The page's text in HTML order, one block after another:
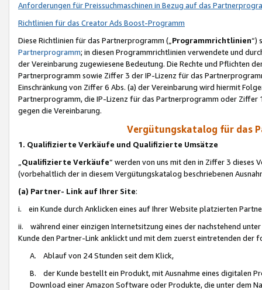
Anforderungen für Preissuchmaschinen in Bezug auf das
Richtlinien für das Creator Ads Boost-Programm
Diese Richtlinien für das Partnerprogramm („Programmrichtlinien“)
Partnerprogramm; in diesen Programmrichtlinien verwendete und
der Vereinbarung zugewiesene Bedeutung. Die Rechte und Pflichten
Partnerprogramm sowie Ziffer 3 der IP-Lizenz für das
Einschränkung von Ziffer 6 Abs. (a) der Vereinbarung wird hiermit
Partnerprogramm, die IP-Lizenz für das Partnerprogramm oder
gegen die Vereinbarung.
Vergütungskatalog für das
1. Qualifizierte Verkäufe und Qualifizierte Umsätze
Qualifizierte Verkäufe“ werden von uns mit den in Ziffer 3
(vorbehaltlich der in diesem Vergütungskatalog beschriebenen
(a) Partner- Link auf Ihrer Site:
i. ein Kunde durch Anklicken eines auf Ihrer Website platzierten
ii. während einer einzigen Internetsitzung eines der nachstehend
Kunde den Partner-Link anklickt und mit dem zuerst eintretenden der
A. Ablauf von 24 Stunden seit dem Klick,
B. der Kunde bestellt ein Produkt, mit Ausnahme eines digitalen
Download einer Amazon Software oder Produkte, die unter dem